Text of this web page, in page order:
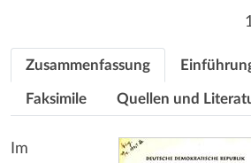
Zusammenfassung
Faksimile Quellen und
Im